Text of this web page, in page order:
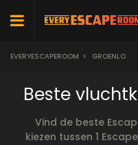
EVERYESCAPEROOM > GROENLO
Beste
Vind de beste
kiezen tussen 1